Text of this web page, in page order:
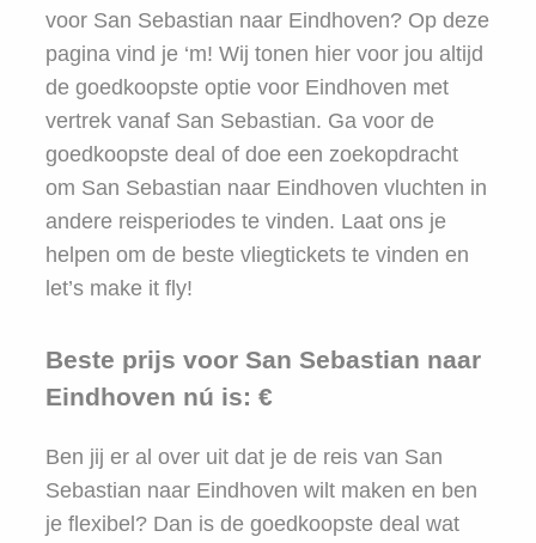
voor San Sebastian naar Eindhoven? Op deze
pagina vind je ‘m! Wij tonen hier voor jou altijd
de goedkoopste optie voor Eindhoven met
vertrek vanaf San Sebastian. Ga voor de
goedkoopste deal of doe een zoekopdracht
om San Sebastian naar Eindhoven vluchten in
andere reisperiodes te vinden. Laat ons je
helpen om de beste vliegtickets te vinden en
let’s make it fly!
Beste prijs voor San Sebastian naar
Eindhoven nú is: €
Ben jij er al over uit dat je de reis van San
Sebastian naar Eindhoven wilt maken en ben
je flexibel? Dan is de goedkoopste deal wat